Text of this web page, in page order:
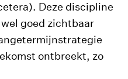
Deze discipline
goed zichtbaar
ontbreekt, zo